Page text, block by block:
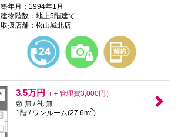
築年月：1994年1月
建物階数：地上5階建て
取扱店舗：松山城北店
3.5万円
（＋管理費3,000円）
敷 無 / 礼 無
1階 / ワンルーム(27.6m2)